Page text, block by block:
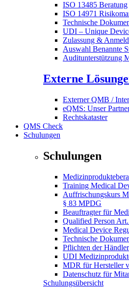
ISO 13485 Beratung
ISO 14971
Technische
UDI – Unique
Zulassung &
Auswahl Benannte
Auditunterstützung
Externe
Externer QMB /
eQMS: Unser
Rechtskataster
QMS Check
Schulungen
Schulungen
Training Medical
Auffrischungskurs
§ 83 MPDG
Beauftragter für
Qualified Person
Medical Device
Technische
Pflichten der
UDI
MDR für Hersteller
Datenschutz für
Schulungsübersicht